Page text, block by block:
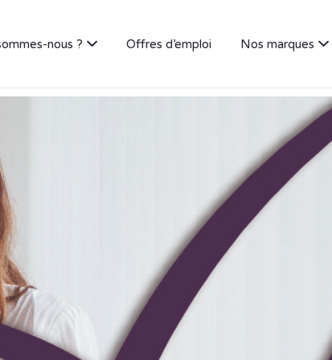
nous ? Offres d’emploi Nos marques